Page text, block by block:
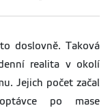
doslovně. Taková
realita v okolí
Jejich počet začal
po mase